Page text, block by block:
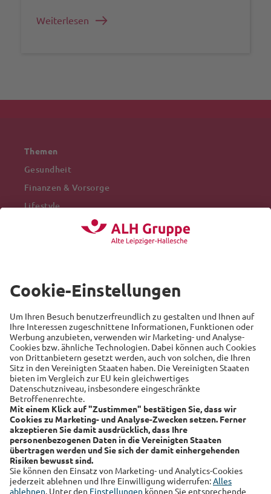
Weiterlesen
Themen
Gesundheit
Finanzen & Vorsorge
Lifestyle
Recht
Auto
Sicherheit
Familie
Links
Alte Leipziger
Hallesche
RSS-Feed
Über uns
Kundenmagazin